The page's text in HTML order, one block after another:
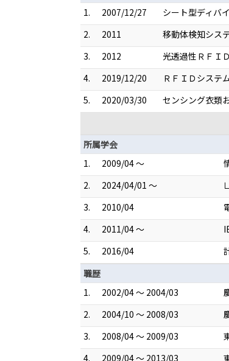
1.
2007/12/27
シート型ディバ
2.
2011
移動体検知シス
3.
2012
光透過性ＲＦＩ
4.
2019/12/20
ＲＦＩＤシステ
5.
2020/03/30
センシング衣類
所属学会
1.
2009/04 ～
2.
2024/04/01 ～
3.
2010/04
4.
2011/04 ～
5.
2016/04
職歴
1.
2002/04 ～ 2004/03
2.
2004/10 ～ 2008/03
3.
2008/04 ～ 2009/03
4.
2009/04 ～ 2013/03